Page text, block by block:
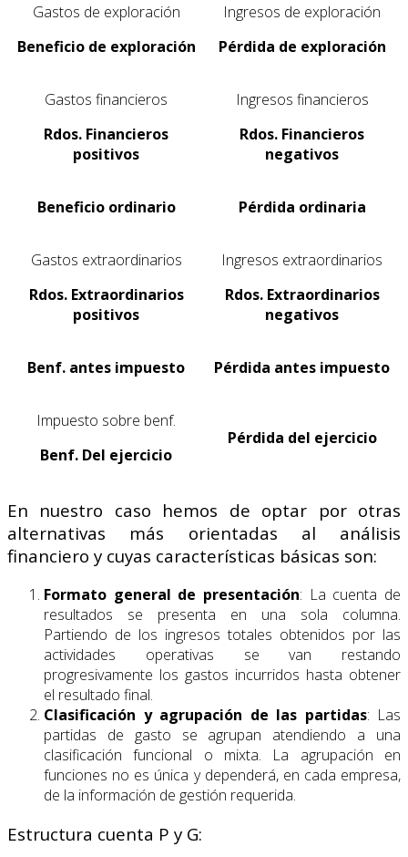
Gastos de exploración
Beneficio de exploración
Ingresos de exploración
Pérdida de exploración
Gastos financieros
Rdos. Financieros
positivos
Ingresos financieros
Rdos. Financieros
negativos
Beneficio ordinario Pérdida ordinaria
Gastos extraordinarios
Rdos. Extraordinarios
positivos
Ingresos extraordinarios
Rdos. Extraordinarios
negativos
Benf. antes impuesto Pérdida antes impuesto
Impuesto sobre benf.
Benf. Del ejercicio
Pérdida del ejercicio
En nuestro caso hemos de optar por otras
alternativas más orientadas al análisis
financiero y cuyas características básicas son:
Formato general de presentación: La cuenta de
resultados se presenta en una sola columna.
Partiendo de los ingresos totales obtenidos por las
actividades operativas se van restando
progresivamente los gastos incurridos hasta obtener
el resultado final.
Clasificación y agrupación de las partidas: Las
partidas de gasto se agrupan atendiendo a una
clasificación funcional o mixta. La agrupación en
funciones no es única y dependerá, en cada empresa,
de la información de gestión requerida.
Estructura cuenta P y G: